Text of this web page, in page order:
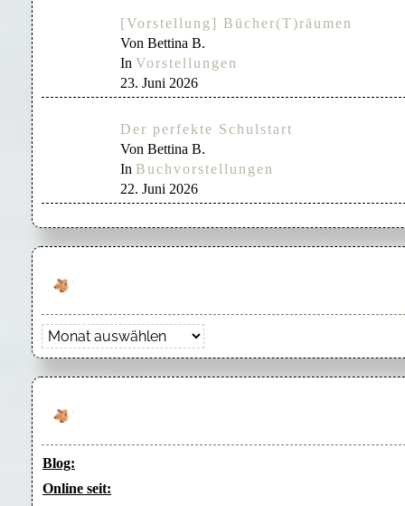
[Vorstellung] Bücher(T)räumen
Von Bettina B.
In Vorstellungen
23. Juni 2026
Der perfekte Schulstart
Von Bettina B.
In Buchvorstellungen
22. Juni 2026
Archiv
Blog:
Online seit: